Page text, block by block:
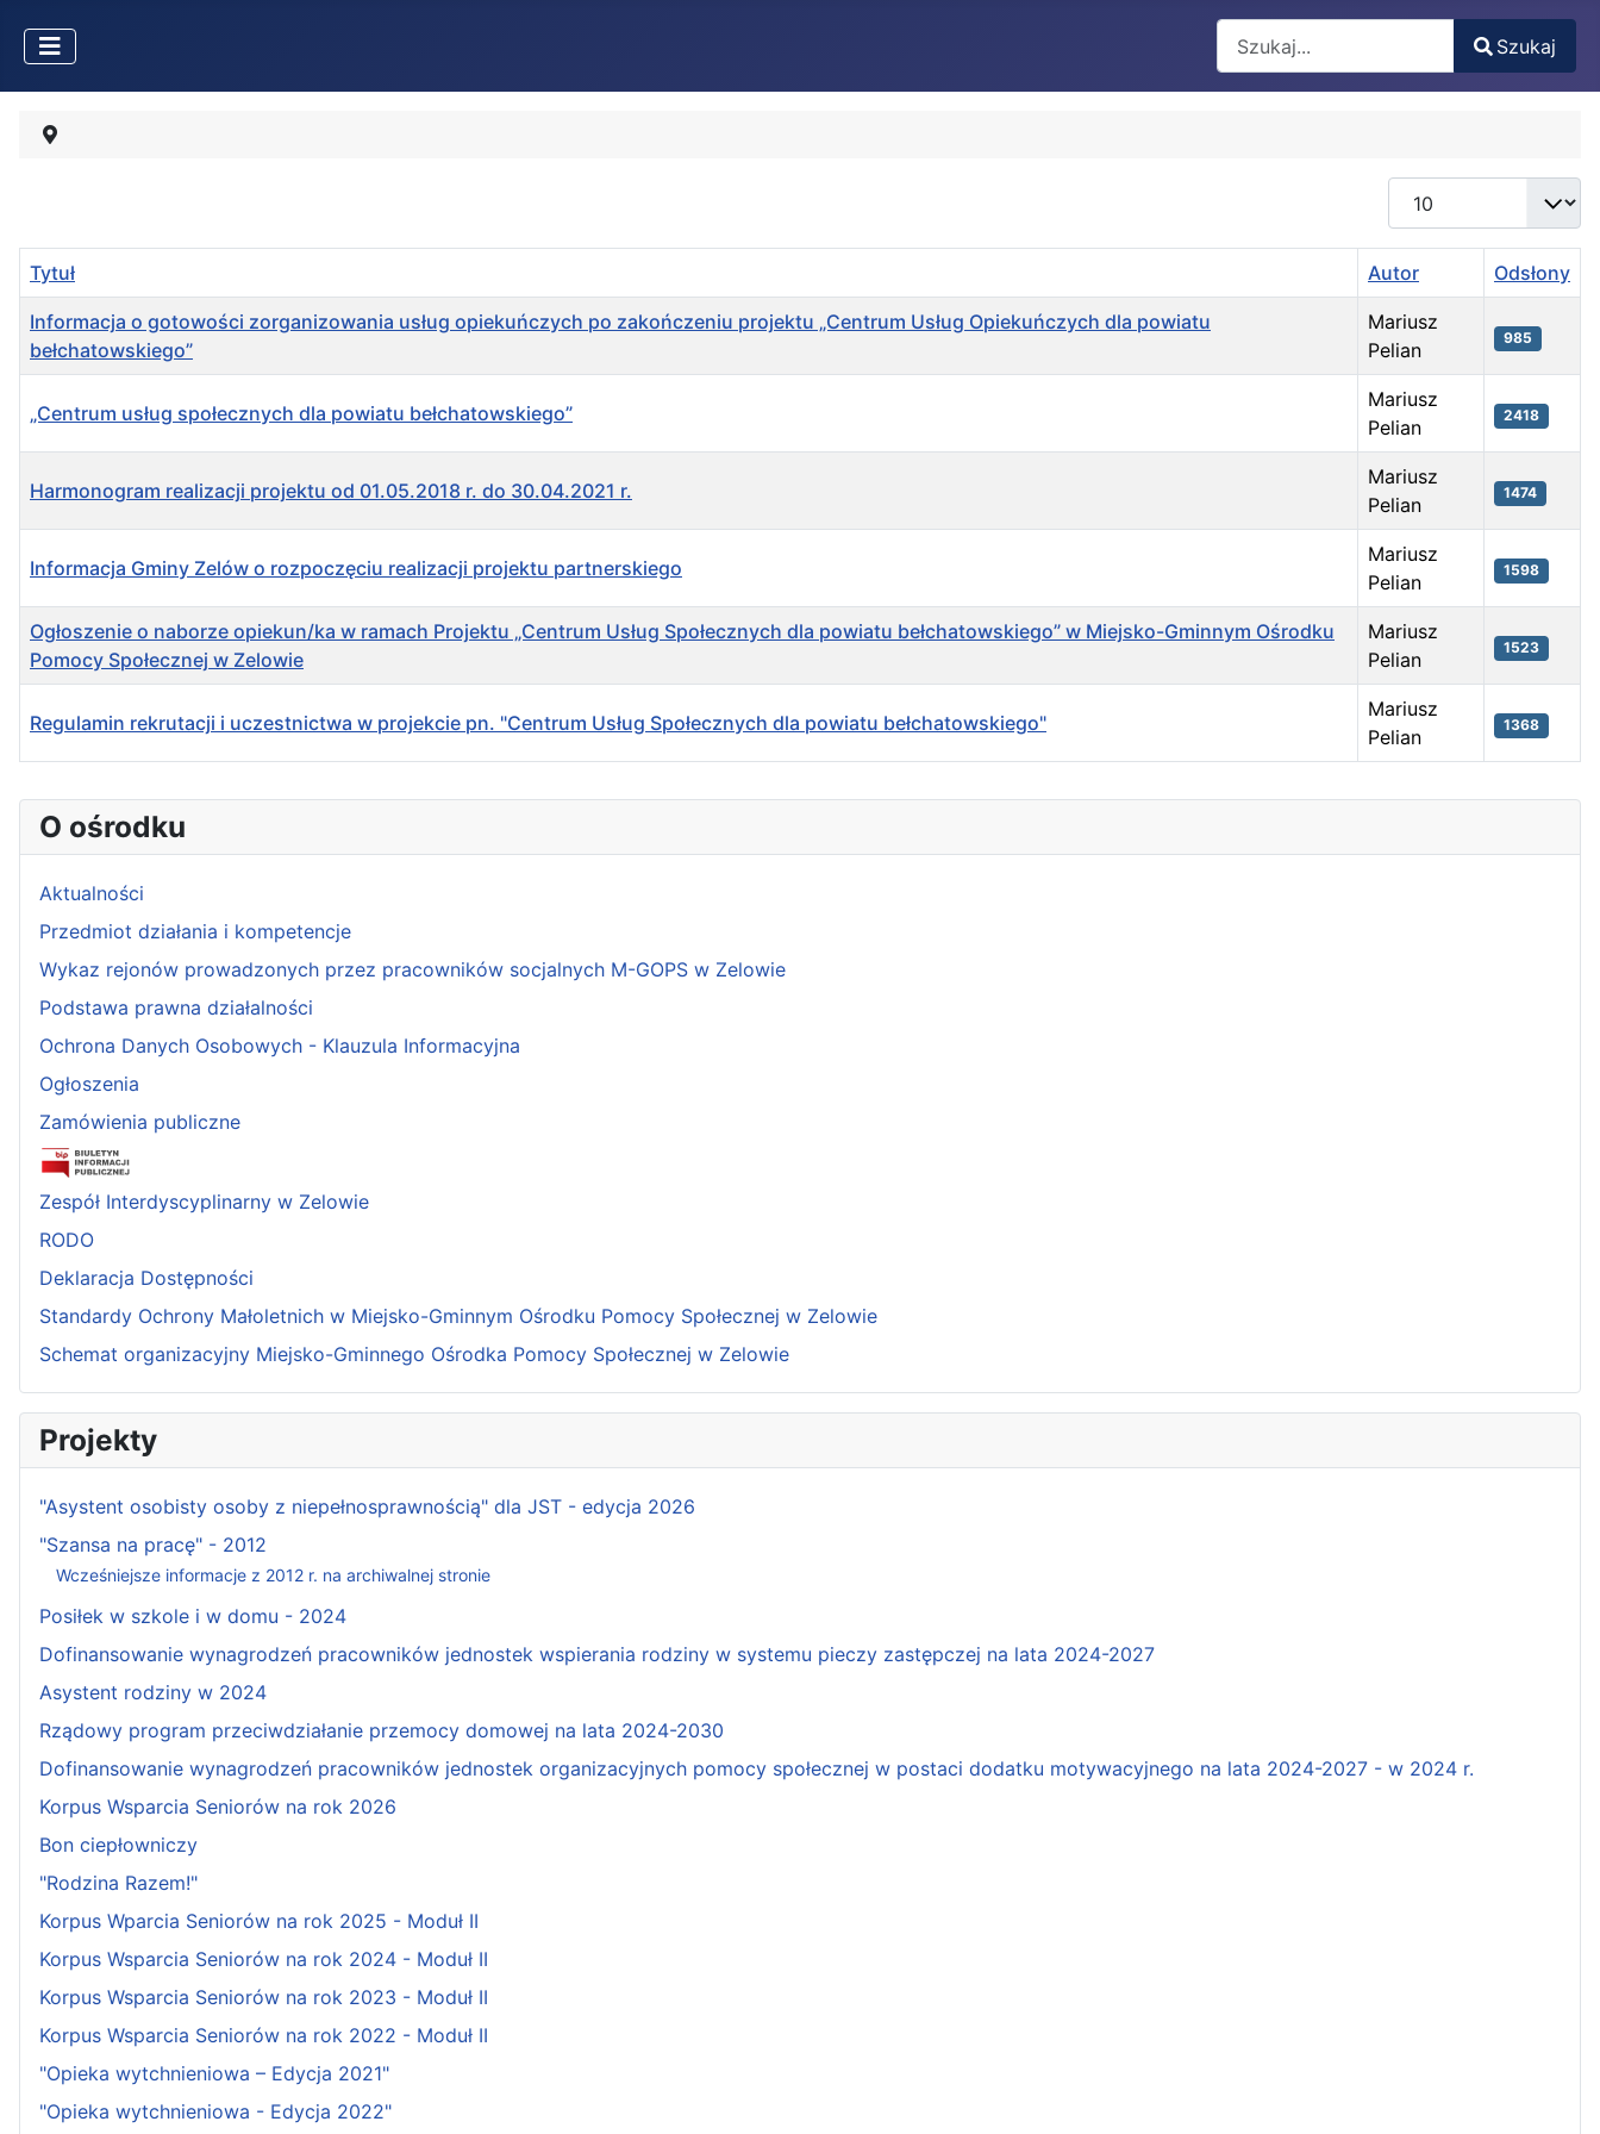
Type 2 or more characters for results.
Szukaj
Pokaż #
Tytuł Autor Odsłony
Informacja o gotowości zorganizowania usług opiekuńczych po zakończeniu projektu „Centrum Usług Opiekuńczych dla powiatu
bełchatowskiego”
Mariusz
Pelian
985
„Centrum usług społecznych dla powiatu bełchatowskiego”
Mariusz
Pelian
2418
Harmonogram realizacji projektu od 01.05.2018 r. do 30.04.2021 r.
Mariusz
Pelian
1474
Informacja Gminy Zelów o rozpoczęciu realizacji projektu partnerskiego
Mariusz
Pelian
1598
Ogłoszenie o naborze opiekun/ka w ramach Projektu „Centrum Usług Społecznych dla powiatu bełchatowskiego” w Miejsko-Gminnym Ośrodku
Pomocy Społecznej w Zelowie
Mariusz
Pelian
1523
Regulamin rekrutacji i uczestnictwa w projekcie pn. "Centrum Usług Społecznych dla powiatu bełchatowskiego"
Mariusz
Pelian
1368
O ośrodku
Aktualności
Przedmiot działania i kompetencje
Wykaz rejonów prowadzonych przez pracowników socjalnych M-GOPS w Zelowie
Podstawa prawna działalności
Ochrona Danych Osobowych - Klauzula Informacyjna
Ogłoszenia
Zamówienia publiczne
Zespół Interdyscyplinarny w Zelowie
RODO
Deklaracja Dostępności
Standardy Ochrony Małoletnich w Miejsko-Gminnym Ośrodku Pomocy Społecznej w Zelowie
Schemat organizacyjny Miejsko-Gminnego Ośrodka Pomocy Społecznej w Zelowie
Projekty
"Asystent osobisty osoby z niepełnosprawnością" dla JST - edycja 2026
"Szansa na pracę" - 2012
Wcześniejsze informacje z 2012 r. na archiwalnej stronie
Posiłek w szkole i w domu - 2024
Dofinansowanie wynagrodzeń pracowników jednostek wspierania rodziny w systemu pieczy zastępczej na lata 2024-2027
Asystent rodziny w 2024
Rządowy program przeciwdziałanie przemocy domowej na lata 2024-2030
Dofinansowanie wynagrodzeń pracowników jednostek organizacyjnych pomocy społecznej w postaci dodatku motywacyjnego na lata 2024-2027 - w 2024 r.
Korpus Wsparcia Seniorów na rok 2026
Bon ciepłowniczy
"Rodzina Razem!"
Korpus Wparcia Seniorów na rok 2025 - Moduł II
Korpus Wsparcia Seniorów na rok 2024 - Moduł II
Korpus Wsparcia Seniorów na rok 2023 - Moduł II
Korpus Wsparcia Seniorów na rok 2022 - Moduł II
"Opieka wytchnieniowa – Edycja 2021"
"Opieka wytchnieniowa - Edycja 2022"